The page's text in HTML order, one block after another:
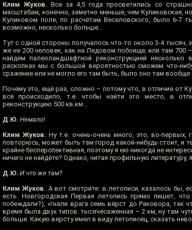
Клим Жуков. Все за 4,5 года просветились со
масштабам, конечно, заметно меньше, чем Куликовская,
Куликовом поле, по расчётам Веселовского, было 6-7
возможно, несколько больше...
Тут с одной стороны получалось что-то около 3-4
же не 200 человек, как на Ледовом побоище, или там 700
найдём палеоландшафтной реконструкцией
раскопках мы с большой вероятностью сможем что-
сражение или не могло его там быть, было оно там вообще
Почему это, ещё раз, сложно – потому что, в отличие от
всё происходило, т.е. чтобы найти это место, в
реконструкцию 500 кв.км...
Д.Ю. Немало!
Клим Жуков. Ну т.е. очень-очень много, это, во-
повторюсь, может быть там город какой-нибудь стоит, и
крайне бесперспективная, поэтому я ею никогда не
ничего не найдёте? Однако, читая профильную
Д.Ю. И что же там?
Клим Жуков. А вот смотрите: в летописи, казалось бы,
есть. Новгородская Первая летопись прямо пишет,
побеждали?), «гнали врага семь вёрст до Раковора, так
время была двух типов: тысячесаженная – 2 км, ну там
больше. Какую версту имел в виду летописец, сказать